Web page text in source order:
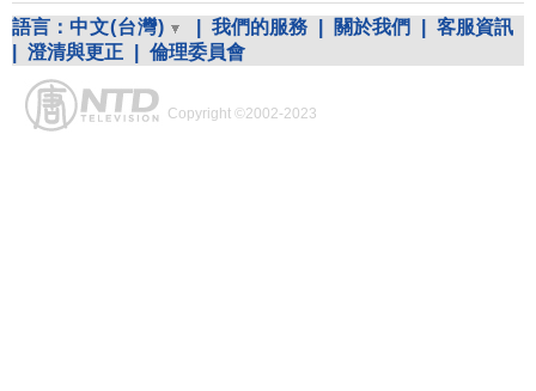
語言： 中文(台灣) 我們的服務 關於我們
客服資訊
澄清與更正 倫理委員會
Copyright ©2002-2023